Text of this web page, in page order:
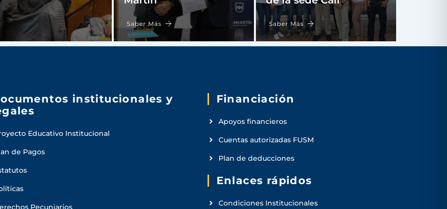
Saber Más Saber Más
institucionales y
Educativo Institucional
de Pagos
Pecuniarios
Financiación
Apoyos financieros
Cuentas autorizadas FUSM
Plan de deducciones
Enlaces rápidos
Condiciones Institucionales